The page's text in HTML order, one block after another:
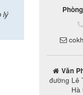
lý
Văn
đường Lê
Hà